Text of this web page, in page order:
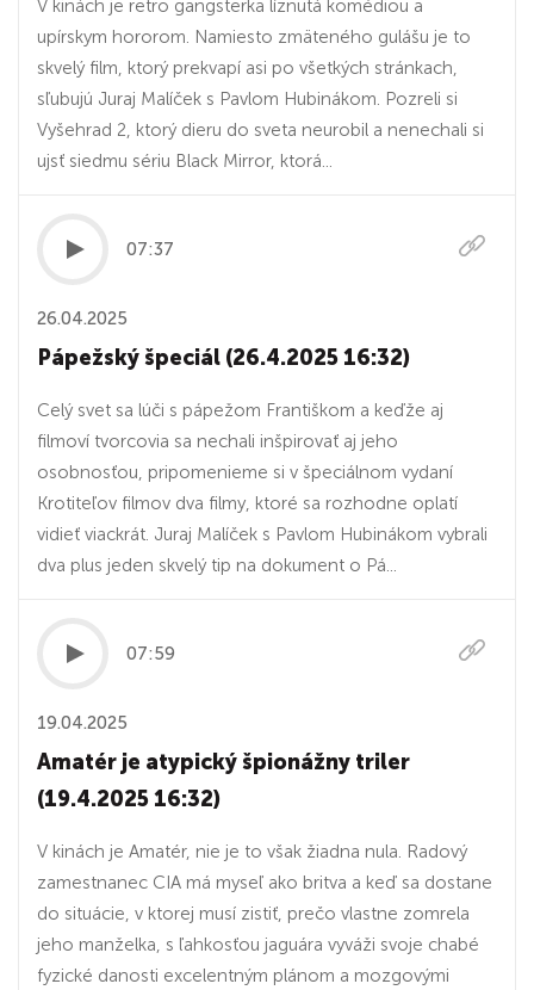
V kinách je retro gangsterka líznutá komédiou a
upírskym hororom. Namiesto zmäteného gulášu je to
skvelý film, ktorý prekvapí asi po všetkých stránkach,
sľubujú Juraj Malíček s Pavlom Hubinákom. Pozreli si
Vyšehrad 2, ktorý dieru do sveta neurobil a nenechali si
ujsť siedmu sériu Black Mirror, ktorá...
07:37
26.04.2025
Pápežský špeciál (26.4.2025 16:32)
Celý svet sa lúči s pápežom Františkom a keďže aj
filmoví tvorcovia sa nechali inšpirovať aj jeho
osobnosťou, pripomenieme si v špeciálnom vydaní
Krotiteľov filmov dva filmy, ktoré sa rozhodne oplatí
vidieť viackrát. Juraj Malíček s Pavlom Hubinákom vybrali
dva plus jeden skvelý tip na dokument o Pá...
07:59
19.04.2025
Amatér je atypický špionážny triler
(19.4.2025 16:32)
V kinách je Amatér, nie je to však žiadna nula. Radový
zamestnanec CIA má myseľ ako britva a keď sa dostane
do situácie, v ktorej musí zistiť, prečo vlastne zomrela
jeho manželka, s ľahkosťou jaguára vyváži svoje chabé
fyzické danosti excelentným plánom a mozgovými